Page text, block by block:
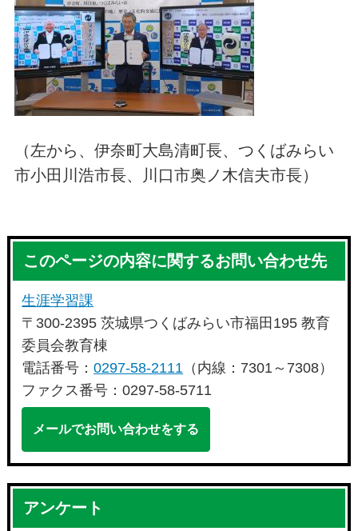
（左から、伊奈町大島清町長、つくばみらい
市小田川浩市長、川口市奥ノ木信夫市長）
このページの内容に関するお問い合わせ先
生涯学習課
〒300-2395 茨城県つくばみらい市福田195 教育
委員会教育棟
電話番号：0297-58-2111 （内線：7301～7308）
ファクス番号：0297-58-5711
メールでお問い合わせをする
アンケート